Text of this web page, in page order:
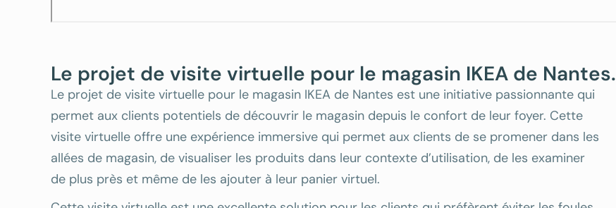
Le projet de visite virtuelle pour le magasin IKEA de Nantes.
Le projet de visite virtuelle pour le magasin IKEA de Nantes est une initiative passionnante qui
permet aux clients potentiels de découvrir le magasin depuis le confort de leur foyer. Cette
visite virtuelle offre une expérience immersive qui permet aux clients de se promener dans les
allées de magasin, de visualiser les produits dans leur contexte d’utilisation, de les examiner
de plus près et même de les ajouter à leur panier virtuel.